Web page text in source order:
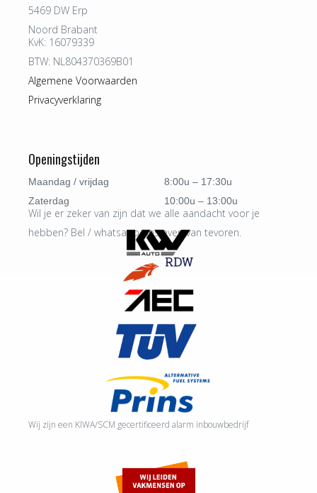
5469 DW Erp
Noord Brabant
KvK: 16079339
BTW: NL804370369B01
Algemene Voorwaarden
Privacyverklaring
Openingstijden
Maandag / vrijdag
8:00u – 17:30u
Zaterdag
10:00u – 13:00u
Wil je er zeker van zijn dat we alle aandacht voor je
hebben? Bel / whatsapp ons even van tevoren.
Wij zijn een KIWA/SCM gecertificeerd alarm inbouwbedrijf